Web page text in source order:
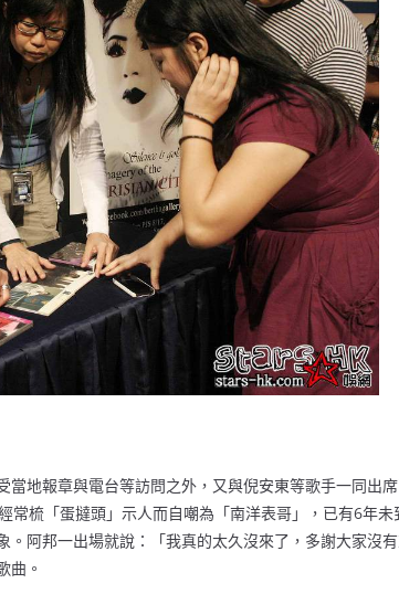
地報章與電台等訪問之外，又與倪安東等歌手一同出
常梳「蛋撻頭」示人而自嘲為「南洋表哥」，已有6年未
阿邦一出場就說：「我真的太久沒來了，多謝大家沒
曲。